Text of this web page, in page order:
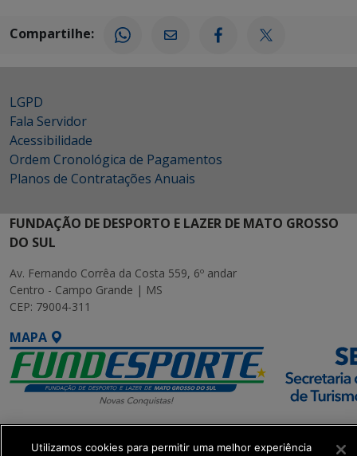
Compartilhe:
LGPD
Fala Servidor
Acessibilidade
Ordem Cronológica de Pagamentos
Planos de Contratações Anuais
FUNDAÇÃO DE DESPORTO E LAZER DE MATO GROSSO
DO SUL
Av. Fernando Corrêa da Costa 559, 6º andar
Centro - Campo Grande | MS
CEP: 79004-311
MAPA
Utilizamos cookies para permitir uma melhor experiência